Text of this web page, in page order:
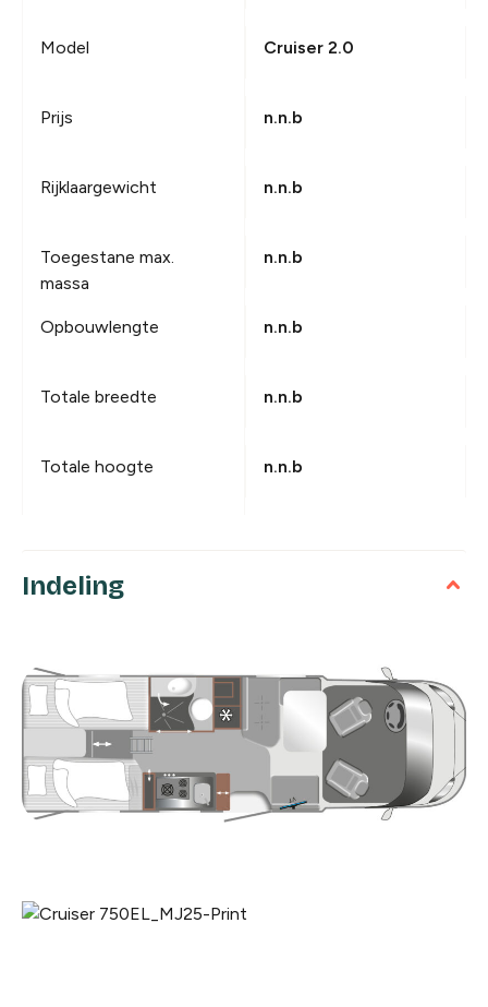
Model Cruiser 2.0
Prijs n.n.b
Rijklaargewicht n.n.b
Toegestane max.
massa
n.n.b
Opbouwlengte n.n.b
Totale breedte n.n.b
Totale hoogte n.n.b
Indeling